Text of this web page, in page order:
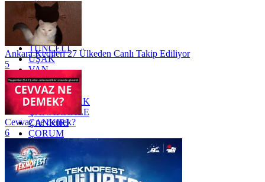
SİİRT
TEKİRDAĞ
TOKAT
TRABZON
TUNCELİ
UŞAK
VAN
YALOVA
YOZGAT
ZONGULDAK
ÇANAKKALE
ÇANKIRI
ÇORUM
İSTANBUL
İZMİR
ŞANLIURFA
ŞIRNAK
Ankara Kedileri 27 Ülkeden Canlı Takip Ediliyor
5
Cevvaz ne demek?
6